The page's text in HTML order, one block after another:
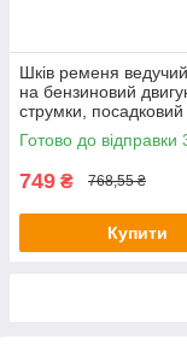
Шків ременя
на бензиновий
струмки, посадковий
19 мм
Готово до відправки
749 ₴ 768,55 ₴
Купити